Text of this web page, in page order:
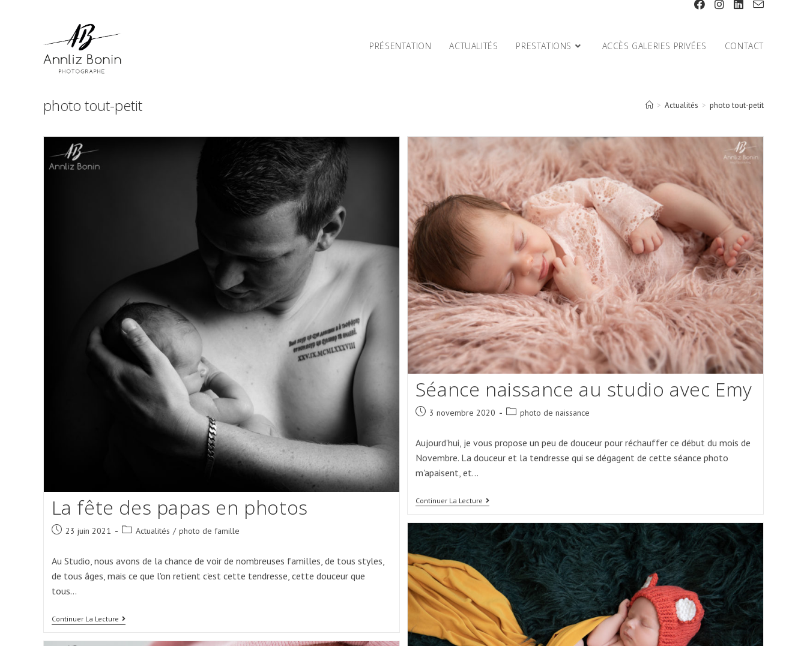
PRÉSENTATION ACTUALITÉS PRESTATIONS ACCÈS GALERIES PRIVÉES CONTACT
photo tout-petit > Actualités > photo tout-petit
La fête des papas en photos
Post 23 juin 2021
Post Actualités / photo de famille
Au Studio, nous avons de la chance de voir de nombreuses familles, de tous styles,
de tous âges, mais ce que l'on retient c'est cette tendresse, cette douceur que
tous…
Continuer La LectureLa
Fête
Séance naissance au studio avec Emy
Post 3 novembre 2020
Postphoto de naissance
Aujourd'hui, je vous propose un peu de douceur pour réchauffer ce début du mois de
Novembre. La douceur et la tendresse qui se dégagent de cette séance photo
m'apaisent, et…
Continuer La LectureSéance
Studio
Avec
Emy